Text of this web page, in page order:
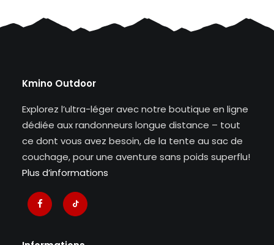
Kmino Outdoor
Explorez l’ultra-léger avec notre boutique en ligne
dédiée aux randonneurs longue distance – tout
ce dont vous avez besoin, de la tente au sac de
couchage, pour une aventure sans poids superflu!
Plus d’informations